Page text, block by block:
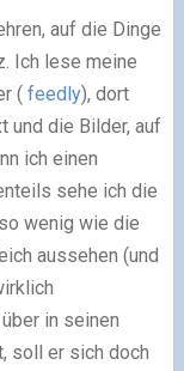
auf die Dinge
Ich lese meine
( feedly), dort
und die Bilder, auf
ich einen
sehe ich die
wenig wie die
aussehen (und
in seinen
soll er sich doch